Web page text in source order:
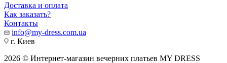
Доставка и оплата
Как заказать?
Контакты
info@my-dress.com.ua
г. Киев
2026 © Интернет-магазин вечерних платьев MY DRESS